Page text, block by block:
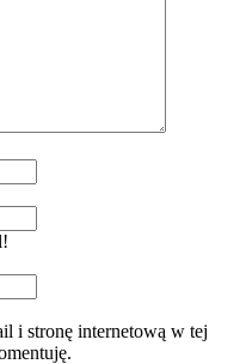
i stronę internetową w tej